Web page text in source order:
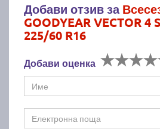
Добави отзив за
GOODYEAR VECTOR 4
225/60 R16
Добави оценка